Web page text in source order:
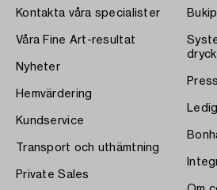
Kontakta våra specialister
Våra Fine Art-resultat
Nyheter
Hemvärdering
Kundservice
Transport och uthämtning
Private Sales
Press